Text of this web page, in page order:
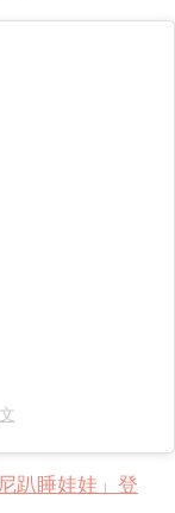
趴睡娃娃」登